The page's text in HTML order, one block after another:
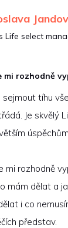
Life select
mi rozhodně
tíhu
Je skvělý
mi rozhodně
mám dělat a
i co
představ.